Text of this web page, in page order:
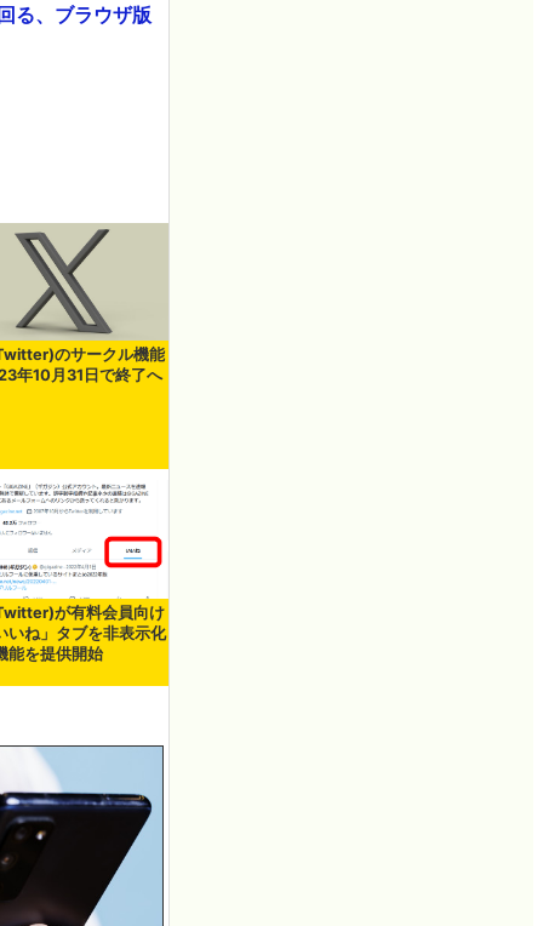
る、ブラウザ版
のサークル機能
年10月31日で終了へ
が有料会員向け
いね」タブを非表示化
能を提供開始